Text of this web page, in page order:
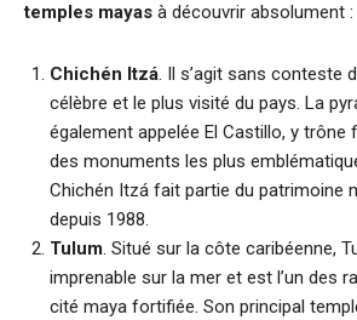
temples mayas à découvrir absolument :
Chichén Itzá. Il s’agit sans conteste
célèbre et le plus visité du pays. La
également appelée El Castillo, y trône
des monuments les plus
Chichén Itzá fait partie du patrimoine
depuis 1988.
Tulum. Situé sur la côte caribéenne,
imprenable sur la mer et est l’un des
cité maya fortifiée. Son principal